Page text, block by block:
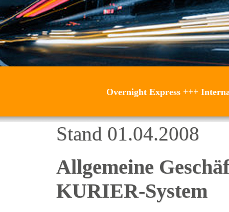
Overnight Express+++
Stand 01.04.2008
Allgemeine
KURIER-System